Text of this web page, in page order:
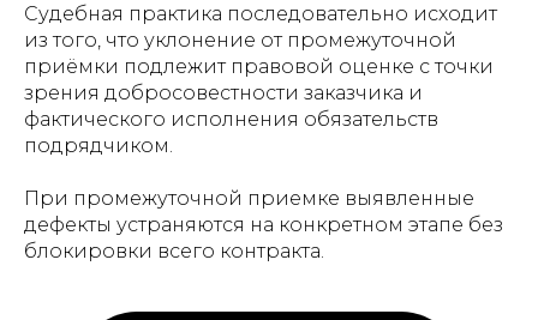
Судебная практика последовательно исходит
из того, что уклонение от промежуточной
приёмки подлежит правовой оценке с точки
зрения добросовестности заказчика и
фактического исполнения обязательств
подрядчиком.
При промежуточной приемке выявленные
дефекты устраняются на конкретном этапе без
блокировки всего контракта.